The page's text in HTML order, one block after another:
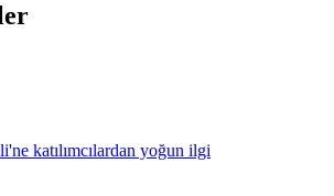
katılımcılardan yoğun ilgi